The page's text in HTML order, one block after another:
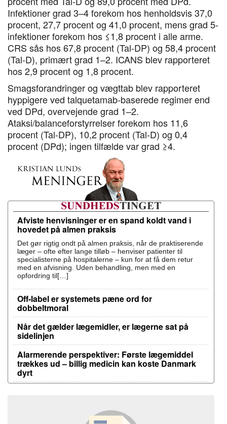
Infektioner grad 3–4 forekom hos henholdsvis 37,0
procent, 27,7 procent og 41,0 procent, mens grad 5-
infektioner forekom hos ≤1,8 procent i alle arme.
CRS sås hos 67,8 procent (Tal-DP) og 58,4 procent
(Tal-D), primært grad 1–2. ICANS blev rapporteret
hos 2,9 procent og 1,8 procent.
Smagsforandringer og vægttab blev rapporteret
hyppigere ved talquetamab-baserede regimer end
ved DPd, overvejende grad 1–2.
Ataksi/balanceforstyrrelser forekom hos 11,6
procent (Tal-DP), 10,2 procent (Tal-D) og 0,4
procent (DPd); ingen tilfælde var grad ≥4.
Afviste henvisninger er en spand koldt vand i
hovedet på almen praksis
Det gør rigtig ondt på almen praksis, når de praktiserende
læger – ofte efter lange tilløb – henviser patienter til
specialisterne på hospitalerne – kun for at få dem retur
med en afvisning. Uden behandling, men med en
opfordring til[…]
Off-label er systemets pæne ord for
dobbeltmoral
Når det gælder lægemidler, er lægerne sat på
sidelinjen
Alarmerende perspektiver: Første lægemiddel
trækkes ud – billig medicin kan koste Danmark
dyrt